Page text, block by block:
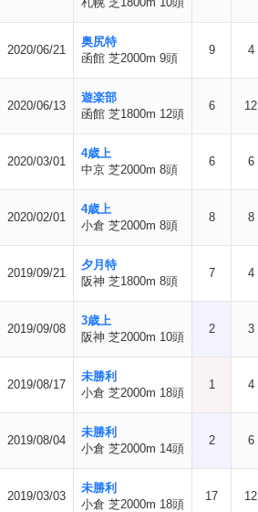
2020/06/21
奥尻特
函館 芝2000m 9頭
9 4
2020/06/13
遊楽部
函館 芝1800m 12頭
6 12
2020/03/01
4歳上
中京 芝2000m 8頭
6 6
2020/02/01
4歳上
小倉 芝2000m 8頭
8 8
2019/09/21
夕月特
阪神 芝1800m 8頭
7 4
2019/09/08
3歳上
阪神 芝2000m 10頭
2 3
2019/08/17
未勝利
小倉 芝2000m 18頭
1 4
2019/08/04
未勝利
小倉 芝2000m 14頭
2 6
2019/03/03
未勝利
小倉 芝2000m 18頭
17 12